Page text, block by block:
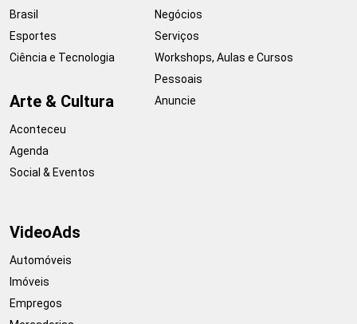
Brasil
Esportes
Ciência e Tecnologia
Arte & Cultura
Aconteceu
Agenda
Social & Eventos
Negócios
Serviços
Workshops, Aulas e Cursos
Pessoais
Anuncie
VideoAds
Automóveis
Imóveis
Empregos